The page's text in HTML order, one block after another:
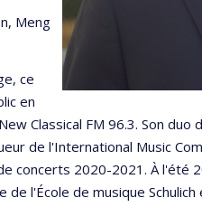
Meng
ce
en
Classical FM 96.3. Son duo
de l'International Music
concerts 2020-2021. À l'été
l'École de musique